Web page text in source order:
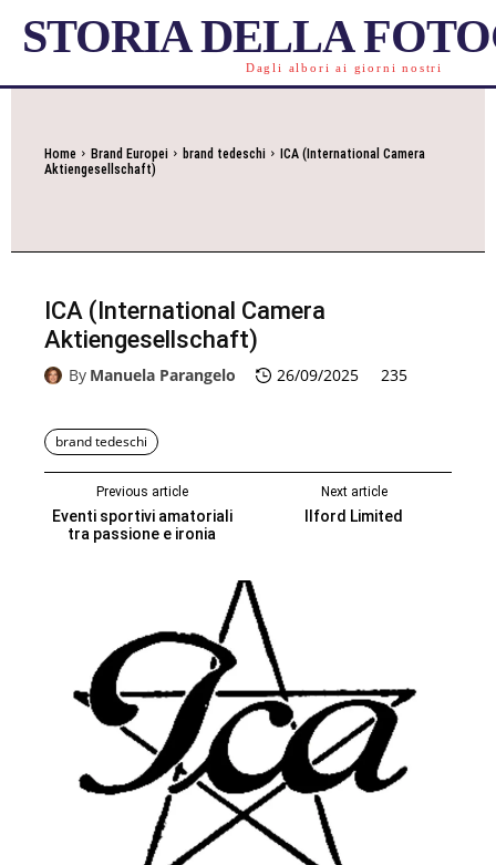
STORIA DELLA
Dagli albori ai giorni nostri
Home Brand Europei brand tedeschi
ICA (International Camera
Aktiengesellschaft)
ICA (International Camera
Aktiengesellschaft)
By Manuela Parangelo 26/09/2025 235
brand tedeschi
Previous article
Eventi sportivi amatoriali
tra passione e ironia
Next article
Ilford Limited